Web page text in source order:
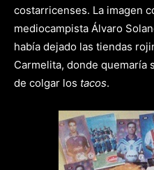
costarricenses. La imagen
mediocampista Álvaro
había dejado las tiendas
Carmelita, donde quemaría
de colgar los tacos.